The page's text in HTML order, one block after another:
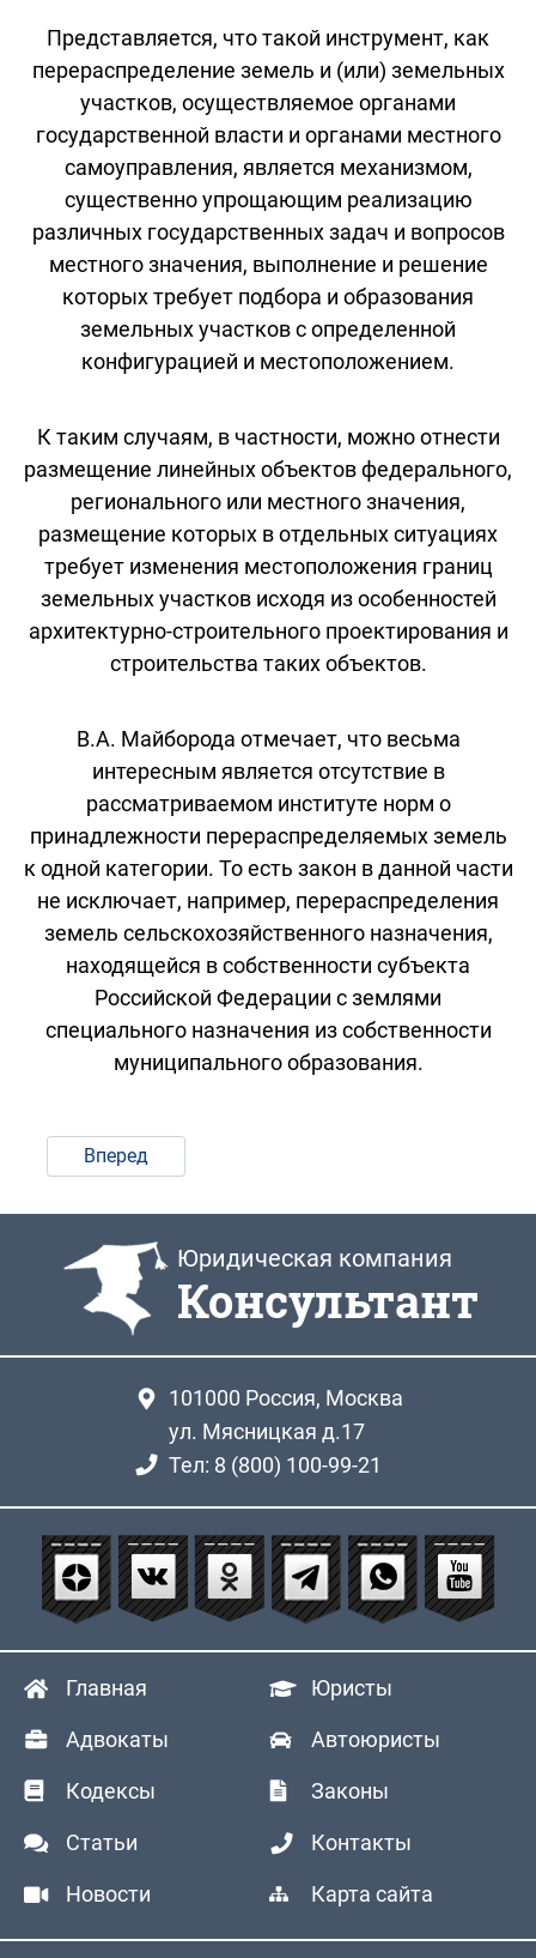
Представляется, что такой инструмент, как
перераспределение земель и (или) земельных
участков, осуществляемое органами
государственной власти и органами местного
самоуправления, является механизмом,
существенно упрощающим реализацию
различных государственных задач и вопросов
местного значения, выполнение и решение
которых требует подбора и образования
земельных участков с определенной
конфигурацией и местоположением.
К таким случаям, в частности, можно отнести
размещение линейных объектов федерального,
регионального или местного значения,
размещение которых в отдельных ситуациях
требует изменения местоположения границ
земельных участков исходя из особенностей
архитектурно-строительного проектирования и
строительства таких объектов.
В.А. Майборода отмечает, что весьма
интересным является отсутствие в
рассматриваемом институте норм о
принадлежности перераспределяемых земель
к одной категории. То есть закон в данной части
не исключает, например, перераспределения
земель сельскохозяйственного назначения,
находящейся в собственности субъекта
Российской Федерации с землями
специального назначения из собственности
муниципального образования.
Вперед
Юридическая компания
Консультант
101000 Россия, Москва
ул. Мясницкая д.17
Тел: 8 (800) 100-99-21
Главная Юристы
Адвокаты Автоюристы
Кодексы Законы
Статьи Контакты
Новости Карта сайта